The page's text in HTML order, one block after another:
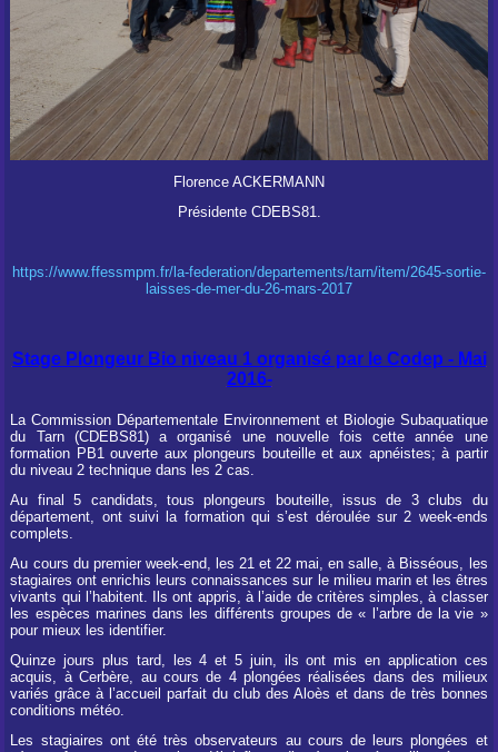
Florence ACKERMANN
Présidente CDEBS81.
https://www.ffessmpm.fr/la-federation/departements/tarn/item/2645-sortie-
laisses-de-mer-du-26-mars-2017
Stage Plongeur Bio niveau 1 organisé par le Codep - Mai
2016-
La Commission Départementale Environnement et Biologie Subaquatique
du Tarn (CDEBS81) a organisé une nouvelle fois cette année une
formation PB1 ouverte aux plongeurs bouteille et aux apnéistes; à partir
du niveau 2 technique dans les 2 cas.
Au final 5 candidats, tous plongeurs bouteille, issus de 3 clubs du
département, ont suivi la formation qui s’est déroulée sur 2 week-ends
complets.
Au cours du premier week-end, les 21 et 22 mai, en salle, à Bisséous, les
stagiaires ont enrichis leurs connaissances sur le milieu marin et les êtres
vivants qui l’habitent. Ils ont appris, à l’aide de critères simples, à classer
les espèces marines dans les différents groupes de « l’arbre de la vie »
pour mieux les identifier.
Quinze jours plus tard, les 4 et 5 juin, ils ont mis en application ces
acquis, à Cerbère, au cours de 4 plongées réalisées dans des milieux
variés grâce à l’accueil parfait du club des Aloès et dans de très bonnes
conditions météo.
Les stagiaires ont été très observateurs au cours de leurs plongées et